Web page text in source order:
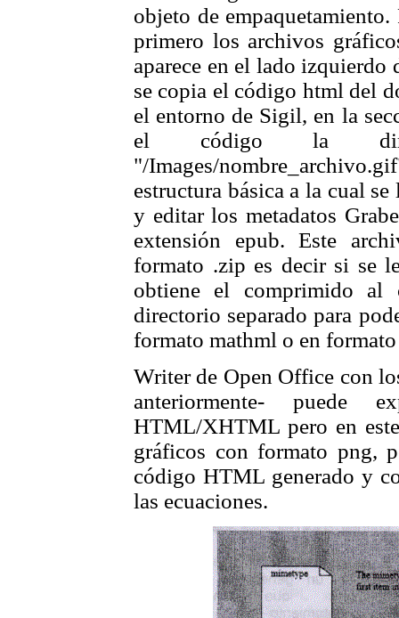
objeto de
primero los archivos
aparece en el lado
se copia el código html del
el entorno de Sigil, en la
el código la
"/Images/
estructura básica a la cual
y editar los metadatos
extensión epub. Este
formato .zip es decir si se
obtiene el comprimido al
directorio separado para
formato mathml o en
Writer de Open Office con
anteriormente- puede
HTML/XHTML pero en
gráficos con formato png,
código HTML generado y
las ecuaciones.